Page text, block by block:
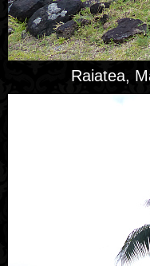
Raiatea,